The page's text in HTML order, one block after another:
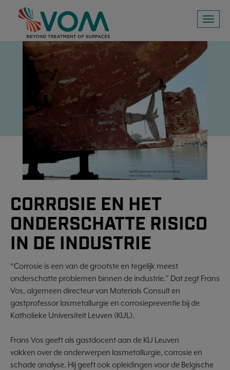
Toggle
CORROSIE EN HET
ONDERSCHATTE RISICO
IN DE INDUSTRIE
“Corrosie is een van de grootste en tegelijk meest
onderschatte problemen binnen de industrie.” Dat zegt Frans
Vos, algemeen directeur van Materials Consult en
gastprofessor lasmetallurgie en corrosiepreventie bij de
Katholieke Universiteit Leuven (KUL).
Frans Vos geeft als gastdocent aan de KU Leuven
vakken over de onderwerpen lasmetallurgie, corrosie en
schade analyse. Hij geeft ook opleidingen voor de Belgische